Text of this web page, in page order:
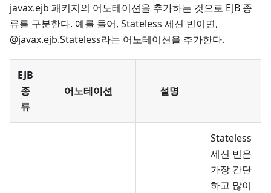
javax.ejb 패키지의 어노테이션을 추가하는 것으로 EJB 종
류를 구분한다. 예를 들어, Stateless 세션 빈이면,
@javax.ejb.Stateless라는 어노테이션을 추가한다.
EJB
종
류
어노테이션 설명
Stateless
세션 빈은
가장 간단
하고 많이